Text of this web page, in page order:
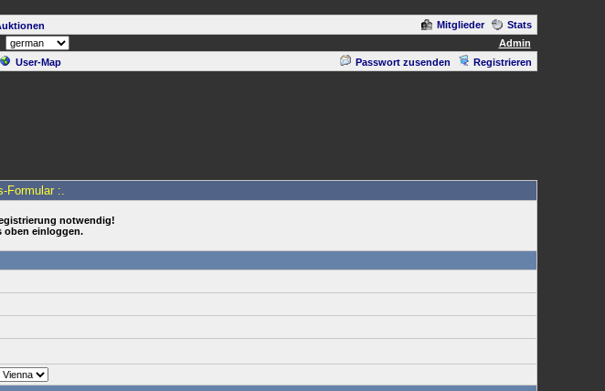
Mitglieder
Stats
Admin
User-Map Passwort zusenden Registrieren
Formular :.
notwendig!
oben einloggen.